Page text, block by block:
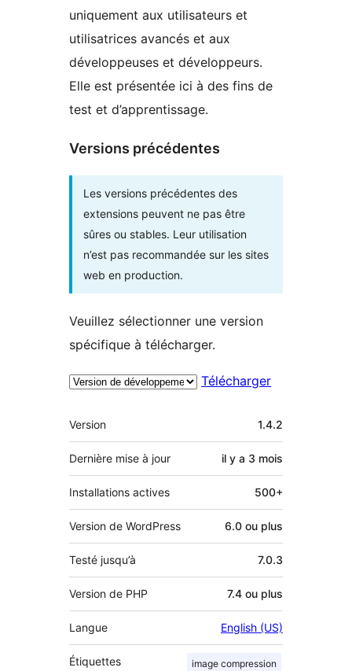
uniquement aux utilisateurs et
utilisatrices avancés et aux
développeuses et développeurs.
Elle est présentée ici à des fins de
test et d’apprentissage.
Versions précédentes
Les versions précédentes des
extensions peuvent ne pas être
sûres ou stables. Leur utilisation
n’est pas recommandée sur les sites
web en production.
Veuillez sélectionner une version
spécifique à télécharger.
Télécharger
Méta
Version 1.4.2
Dernière mise à jour il y a 3 mois
Installations actives 500+
Version de WordPress 6.0 ou plus
Testé jusqu’à 7.0.3
Version de PHP 7.4 ou plus
Langue English (US)
Étiquettes image compression